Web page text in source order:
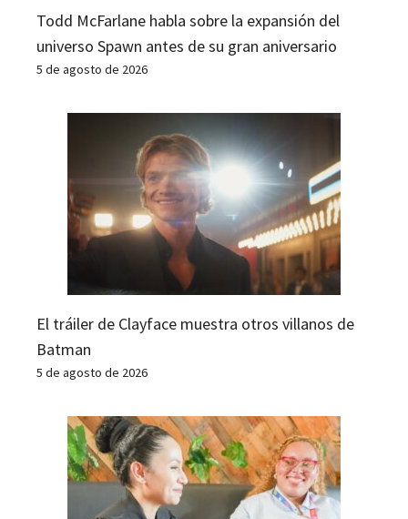
Todd McFarlane habla sobre la expansión del
universo Spawn antes de su gran aniversario
5 de agosto de 2026
El tráiler de Clayface muestra otros villanos de
Batman
5 de agosto de 2026